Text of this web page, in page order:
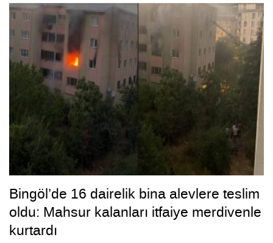
Bingöl’de 16 dairelik bina alevlere teslim
oldu: Mahsur kalanları itfaiye merdivenle
kurtardı